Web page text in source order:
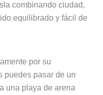
combinando ciudad,
equilibrado y fácil de
por su
puedes pasar de un
una playa de arena